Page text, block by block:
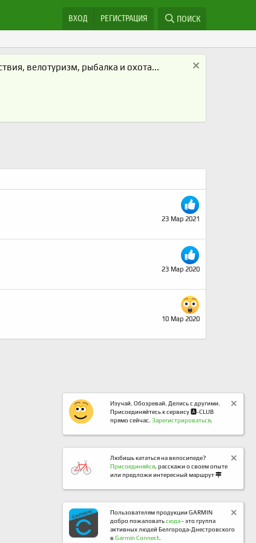
ВХОД РЕГИСТРАЦИЯ ПОИСК
велотуризм, рыбалка и охота...
23 Мар 2021
23 Мар 2020
10 Мар 2020
Изучай. Обозревай. Делись с другими.
Присоединяйтесь к сервису 🅰️-CLUB
прямо сейчас. Зарегистрироваться
Любишь кататься на велосипеде?
Присоединяйся, расскажи о своем опыте
или предложи интересный маршрут
Пользователям продукции GARMIN
добро пожаловатьсюда- это группа
активных людей Белгорода-Днестровского
в Garmin Connect